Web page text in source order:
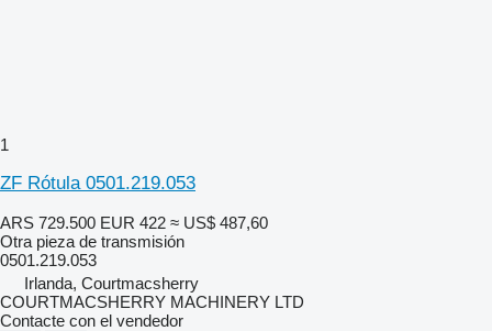
1
ZF Rótula 0501.219.053
ARS 729.500 EUR 422 ≈ US$ 487,60
Otra pieza de transmisión
0501.219.053
Irlanda, Courtmacsherry
COURTMACSHERRY MACHINERY LTD
Contacte con el vendedor